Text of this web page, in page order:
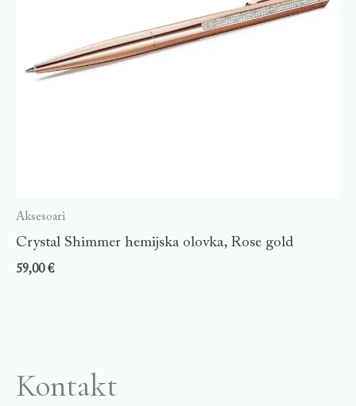
Aksesoari
Crystal Shimmer hemijska olovka, Rose gold
59,00€
Kontakt